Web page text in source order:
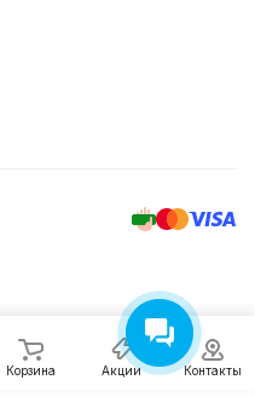
Корзина Акции Контакты